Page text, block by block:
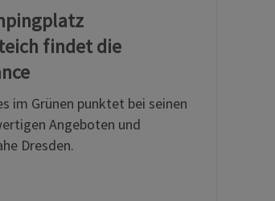
findet die
im Grünen punktet bei seinen
Angeboten und
Dresden.